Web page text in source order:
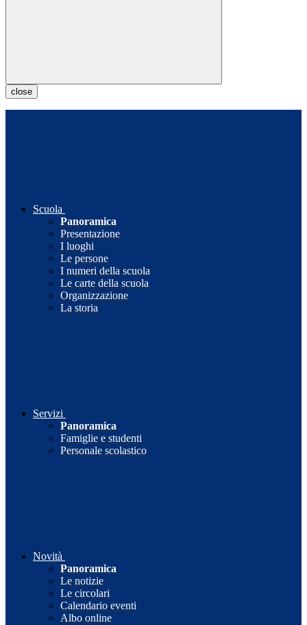
close
Scuola
Panoramica
Presentazione
I luoghi
Le persone
I numeri della scuola
Le carte della scuola
Organizzazione
La storia
Servizi
Panoramica
Famiglie e studenti
Personale scolastico
Novità
Panoramica
Le notizie
Le circolari
Calendario eventi
Albo online